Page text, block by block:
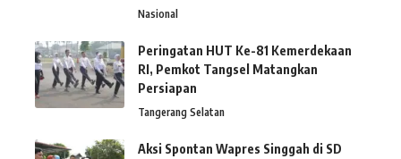
Nasional
Peringatan HUT Ke-81 Kemerdekaan
RI, Pemkot Tangsel Matangkan
Persiapan
Tangerang Selatan
Aksi Spontan Wapres Singgah di SD